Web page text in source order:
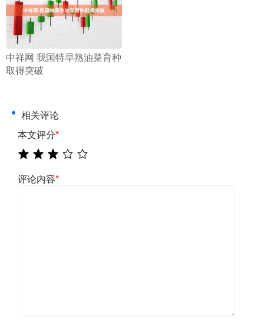
​中祥网 我国特早熟油菜育种
取得突破
相关评论
本文评分*
评论内容*